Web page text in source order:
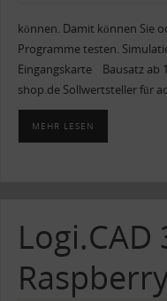
können. Damit können Sie
Programme testen.
Eingangskarte Bausatz ab
shop.de Sollwertsteller für
MEHR LESEN
Logi.CAD